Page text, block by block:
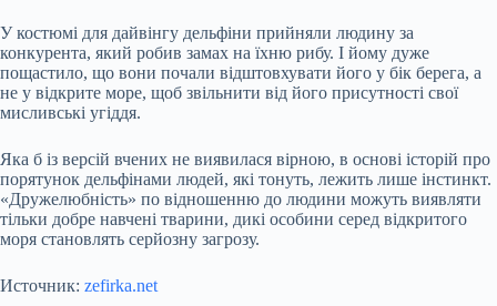
У костюмі для дайвінгу дельфіни прийняли людину за
конкурента, який робив замах на їхню рибу. І йому дуже
пощастило, що вони почали відштовхувати його у бік берега, а
не у відкрите море, щоб звільнити від його присутності свої
мисливські угіддя.
Яка б із версій вчених не виявилася вірною, в основі історій про
порятунок дельфінами людей, які тонуть, лежить лише інстинкт.
«Дружелюбність» по відношенню до людини можуть виявляти
тільки добре навчені тварини, дикі особини серед відкритого
моря становлять серйозну загрозу.
Источник: zefirka.net